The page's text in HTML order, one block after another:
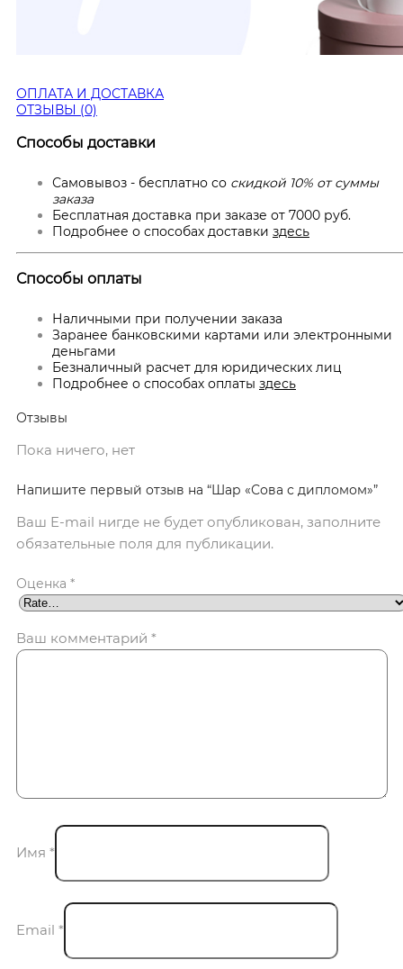
ОПЛАТА И ДОСТАВКА
ОТЗЫВЫ (0)
Способы доставки
Самовывоз - бесплатно со скидкой 10% от суммы
заказа
Бесплатная доставка при заказе от 7000 руб.
Подробнее о способах доставки здесь
Способы оплаты
Наличными при получении заказа
Заранее банковскими картами или электронными
деньгами
Безналичный расчет для юридических лиц
Подробнее о способах оплаты здесь
Отзывы
Пока ничего, нет
Напишите первый отзыв на “Шар «Сова с дипломом»”
Ваш E-mail нигде не будет опубликован, заполните
обязательные поля для публикации.
Оценка *
Ваш комментарий *
Имя *
Email *